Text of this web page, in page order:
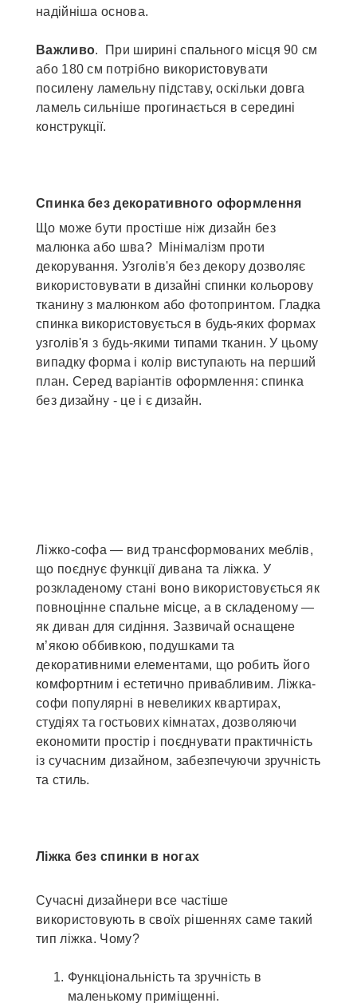
надійніша основа.
Важливо. При ширині спального місця 90 см
або 180 см потрібно використовувати
посилену ламельну підставу, оскільки довга
ламель сильніше прогинається в середині
конструкції.
Спинка без декоративного оформлення
Що може бути простіше ніж дизайн без
малюнка або шва? Мінімалізм проти
декорування. Узголів'я без декору дозволяє
використовувати в дизайні спинки кольорову
тканину з малюнком або фотопринтом. Гладка
спинка використовується в будь-яких формах
узголів'я з будь-якими типами тканин. У цьому
випадку форма і колір виступають на перший
план. Серед варіантів оформлення: спинка
без дизайну - це і є дизайн.
Ліжко-софа — вид трансформованих меблів,
що поєднує функції дивана та ліжка. У
розкладеному стані воно використовується як
повноцінне спальне місце, а в складеному —
як диван для сидіння. Зазвичай оснащене
м’якою оббивкою, подушками та
декоративними елементами, що робить його
комфортним і естетично привабливим. Ліжка-
софи популярні в невеликих квартирах,
студіях та гостьових кімнатах, дозволяючи
економити простір і поєднувати практичність
із сучасним дизайном, забезпечуючи зручність
та стиль.
Ліжка без спинки в ногах
Сучасні дизайнери все частіше
використовують в своїх рішеннях саме такий
тип ліжка. Чому?
Функціональність та зручність в
маленькому приміщенні.